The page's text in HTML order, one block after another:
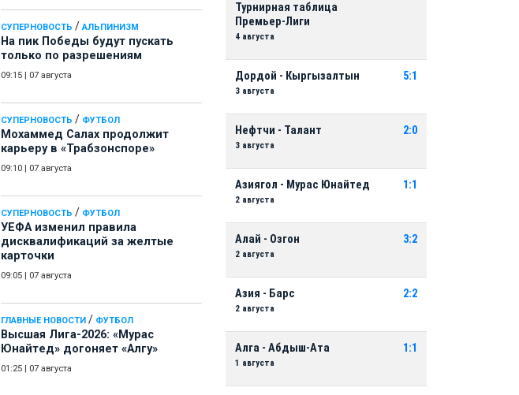
СУПЕРНОВОСТЬ / АЛЬПИНИЗМ
На пик Победы будут пускать
только по разрешениям
09:15 07 августа
СУПЕРНОВОСТЬ / ФУТБОЛ
Мохаммед Салах продолжит
карьеру в «Трабзонспоре»
09:10 07 августа
СУПЕРНОВОСТЬ / ФУТБОЛ
УЕФА изменил правила
дисквалификаций за желтые
карточки
09:05 07 августа
ГЛАВНЫЕ НОВОСТИ / ФУТБОЛ
Высшая Лига-2026: «Мурас
Юнайтед» догоняет «Алгу»
01:25 07 августа
Турнирная таблица
Премьер-Лиги
4 августа
Дордой - Кыргызалтын
3 августа
5:1
Нефтчи - Талант
3 августа
2:0
Азиягол - Мурас Юнайтед
2 августа
1:1
Алай - Озгон
2 августа
3:2
Азия - Барс
2 августа
2:2
Алга - Абдыш-Ата
1 августа
1:1